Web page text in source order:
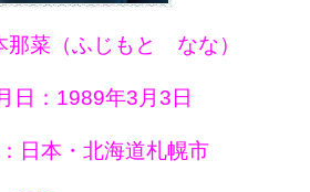
那菜（ふじもと なな）
日：1989年3月3日
日本・北海道札幌市